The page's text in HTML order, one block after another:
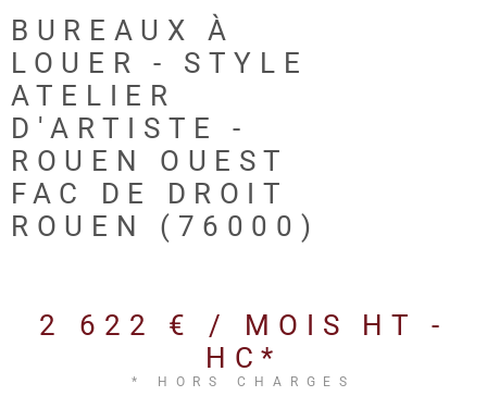
BUREAUX À
LOUER - STYLE
ATELIER
D'ARTISTE -
ROUEN OUEST
FAC DE DROIT
ROUEN (76000)
2 622 € / MOIS
HT -
HC*
* HORS CHARGES